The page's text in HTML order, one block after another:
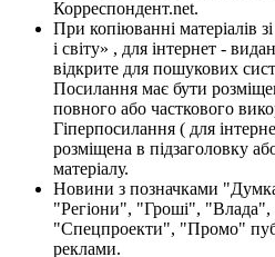
Корреспондент.net.
При копіюванні матеріалів
і світу» , для інтернет -
відкрите для пошукових
Посилання має бути
повного або часткового
Гіперпосилання ( для
розміщена в підзаголовку
матеріалу.
Новини з позначками
"Регіони", "Гроші",
"Спецпроекти", "Промо"
реклами.